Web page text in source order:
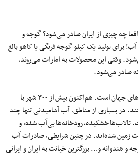
چه چیزی از ایران صادر می‌شود؟ گوجه و
برای تولید یک کیلو گوجه فرنگی یا کاهو بالغ
وقتی این محصولات به امارات می‌روند،
صادر می‌شود.
ایران یکی از خشک‌ترین کشورهای جهان است. هم‌اکنون بیش از ۳۰۰ شهر با
در بسیاری از مناطق، آب آشامیدنی تنها چند
خشکیده، رودخانه‌ها بی‌آب شده، و
زمین شده‌اند. در چنین شرایطی، صادرات آب
هندوانه و… بزرگترین خیانت به ایران و ایرانی